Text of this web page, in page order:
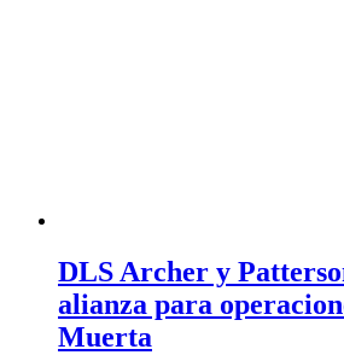
DLS Archer y
alianza para
Muerta